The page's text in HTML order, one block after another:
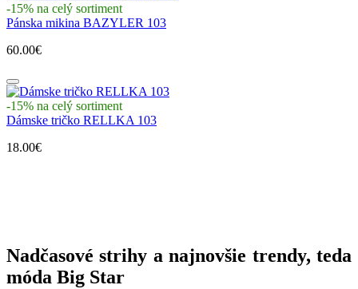
-15% na celý sortiment
Pánska mikina BAZYLER 103
60.00€
-15% na celý sortiment
Dámske tričko RELLKA 103
18.00€
Nadčasové strihy a najnovšie trendy, teda
móda Big Star